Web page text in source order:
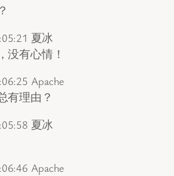
夏冰
没有心情！
Apache
有理由？
夏冰
Apache